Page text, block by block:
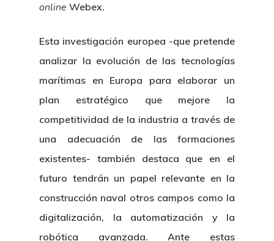
online Webex.
Esta investigación europea -que pretende
analizar la evolución de las tecnologías
marítimas en Europa para elaborar un
plan estratégico que mejore la
competitividad de la industria a través de
una adecuación de las formaciones
existentes- también destaca que en el
futuro tendrán un papel relevante en la
construcción naval otros campos como la
digitalización, la automatización y la
robótica avanzada. Ante estas